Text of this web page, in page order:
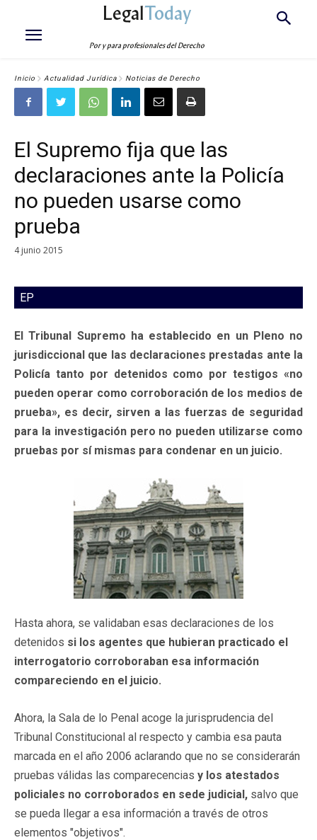
LegalToday
Por y para profesionales del Derecho
Inicio Actualidad Jurídica Noticias de Derecho
El Supremo fija que las
declaraciones ante la Policía
no pueden usarse como
prueba
4 junio 2015
EP
El Tribunal Supremo ha establecido en un Pleno no
jurisdiccional que las declaraciones prestadas ante la
Policía tanto por detenidos como por testigos «no
pueden operar como corroboración de los medios de
prueba», es decir, sirven a las fuerzas de seguridad
para la investigación pero no pueden utilizarse como
pruebas por sí mismas para condenar en un juicio.
Hasta ahora, se validaban esas declaraciones de los
detenidos si los agentes que hubieran practicado el
interrogatorio corroboraban esa información
compareciendo en el juicio.
Ahora, la Sala de lo Penal acoge la jurisprudencia del
Tribunal Constitucional al respecto y cambia esa pauta
marcada en el año 2006 aclarando que no se considerarán
pruebas válidas las comparecencias y los atestados
policiales no corroborados en sede judicial, salvo que
se pueda llegar a esa información a través de otros
elementos "objetivos".